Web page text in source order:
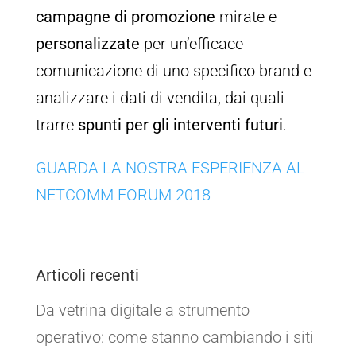
campagne di promozione mirate e
personalizzate per un’efficace
comunicazione di uno specifico brand e
analizzare i dati di vendita, dai quali
trarre spunti per gli interventi futuri.
GUARDA LA NOSTRA ESPERIENZA AL
NETCOMM FORUM 2018
Articoli recenti
Da vetrina digitale a strumento
operativo: come stanno cambiando i siti